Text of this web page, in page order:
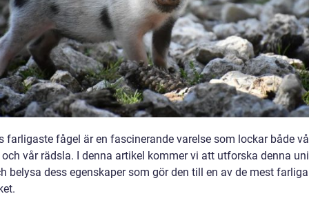
farligaste fågel är en fascinerande varelse som lockar både
vår rädsla. I denna artikel kommer vi att utforska denna
belysa dess egenskaper som gör den till en av de mest